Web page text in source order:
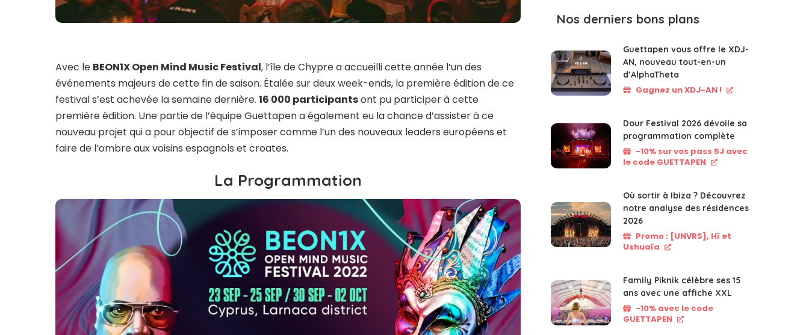
Avec le BEON1X Open Mind Music Festival, l’île de Chypre a accueilli cette année l’un des
événements majeurs de cette fin de saison. Étalée sur deux week-ends, la première édition de ce
festival s’est achevée la semaine dernière.16 000 participantsont pu participer à cette
première édition. Une partie de l’équipe Guettapen a également eu la chance d’assister à ce
nouveau projet qui a pour objectif de s’imposer comme l’un des nouveaux leaders européens et
faire de l’ombre aux voisins espagnols et croates.
La Programmation
Nos derniers bons plans
Guettapen vous offre le XDJ-
AN, nouveau tout-en-un
d’AlphaTheta
Gagnez un XDJ-AN !
Dour Festival 2026 dévoile sa
programmation complète
-10% sur vos pass 5J avec
le code GUETTAPEN
Où sortir à Ibiza ? Découvrez
notre analyse des résidences
2026
Promo : [UNVRS], Hï et
Ushuaïa
Family Piknik célèbre ses 15
ans avec une affiche XXL
-10% avec le code
GUETTAPEN